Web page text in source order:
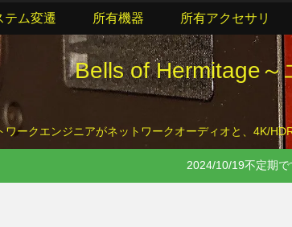
Bells of Hermitage
ワークエンジニアがネットワークオーディオと、4K/
テム変遷 所有機器 所有アクセサリ
2024/10/19不定期